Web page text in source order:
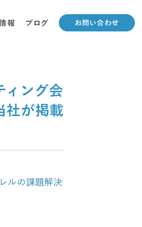
報 ブログ お問い合わせ
ィング会
社が掲載
ルの課題解決